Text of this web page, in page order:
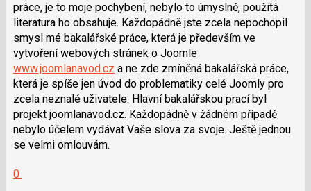
práce, je to moje pochybení, nebylo to úmyslně, použitá
literatura ho obsahuje. Každopádně jste zcela nepochopil
smysl mé bakalářské práce, která je především ve
vytvoření webových stránek o Joomle
www.joomlanavod.cz a ne zde zmíněná bakalářská práce,
která je spíše jen úvod do problematiky celé Joomly pro
zcela neznalé uživatele. Hlavní bakalářskou prací byl
projekt joomlanavod.cz. Každopádně v žádném případě
nebylo účelem vydávat Vaše slova za svoje. Ještě jednou
se velmi omlouvám.
0